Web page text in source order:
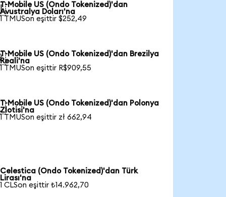
T-Mobile US (Ondo Tokenized)'dan
Avustralya Doları'na
1 TMUSon eşittir $252,49
T-Mobile US (Ondo Tokenized)'dan Brezilya
Reali'na
1 TMUSon eşittir R$909,55
T-Mobile US (Ondo Tokenized)'dan Polonya
Zlotisi'na
1 TMUSon eşittir zł 662,94
Celestica (Ondo Tokenized)'dan Türk
Lirası'na
1 CLSon eşittir ₺14.962,70